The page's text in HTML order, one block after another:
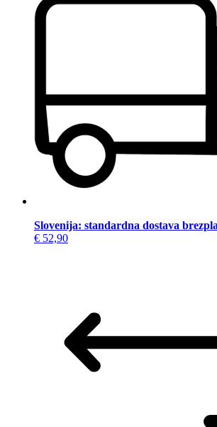
Slovenija: standardna dostava
€ 52,90